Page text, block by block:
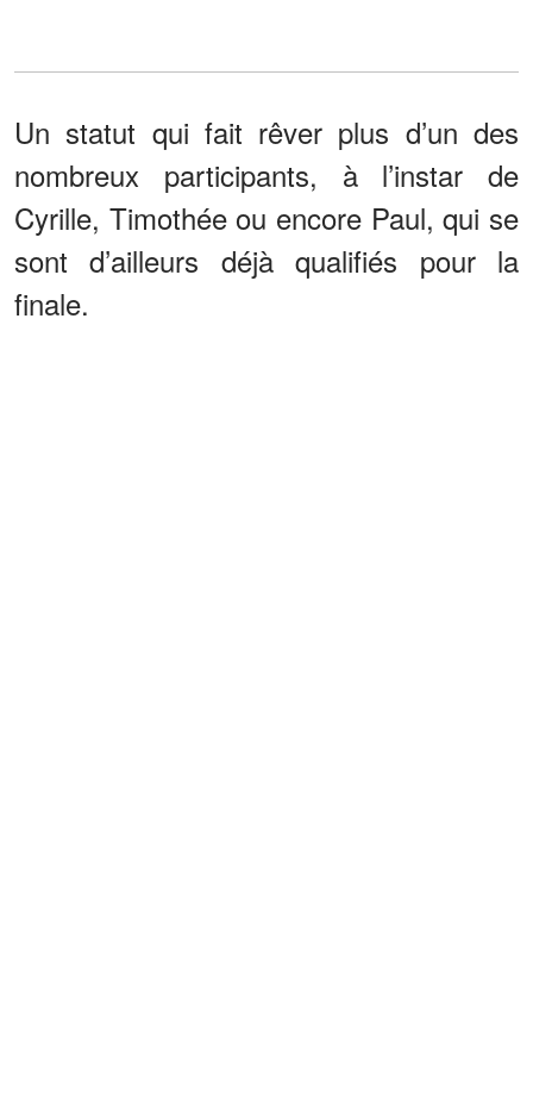
Un statut qui fait rêver plus d’un des
nombreux participants, à l’instar de
Cyrille, Timothée ou encore Paul, qui se
sont d’ailleurs déjà qualifiés pour la
finale.